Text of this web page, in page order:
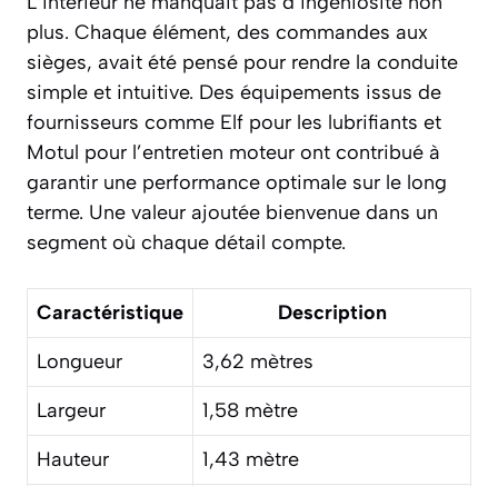
plus. Chaque élément, des commandes aux
sièges, avait été pensé pour rendre la conduite
simple et intuitive. Des équipements issus de
fournisseurs comme Elf pour les lubrifiants et
Motul pour l’entretien moteur ont contribué à
garantir une performance optimale sur le long
terme. Une valeur ajoutée bienvenue dans un
segment où chaque détail compte.
Caractéristique
Description
Longueur
3,62 mètres
Largeur
1,58 mètre
Hauteur
1,43 mètre